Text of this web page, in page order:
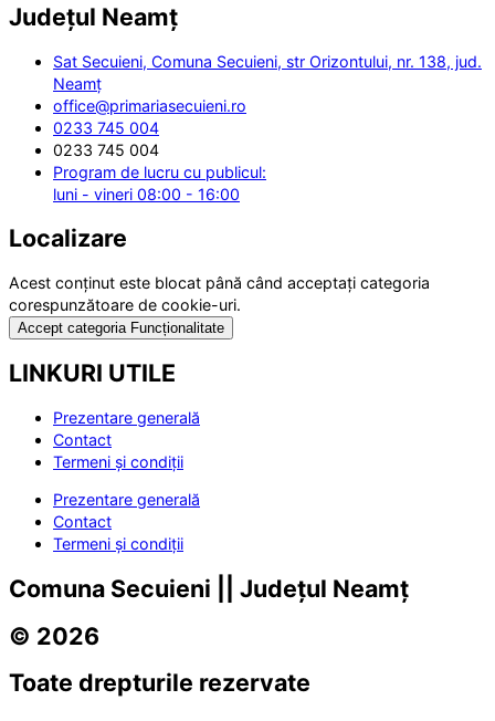
Județul Neamț
Sat Secuieni, Comuna Secuieni, str Orizontului, nr. 138, jud.
Neamț
office@primariasecuieni.ro
0233 745 004
0233 745 004
Program de lucru cu publicul:
luni - vineri 08:00 - 16:00
Localizare
Acest conținut este blocat până când acceptați categoria
corespunzătoare de cookie-uri.
Accept categoria Funcționalitate
LINKURI UTILE
Prezentare generală
Contact
Termeni și condiții
Prezentare generală
Contact
Termeni și condiții
Comuna Secuieni || Județul Neamț
© 2026
Toate drepturile rezervate